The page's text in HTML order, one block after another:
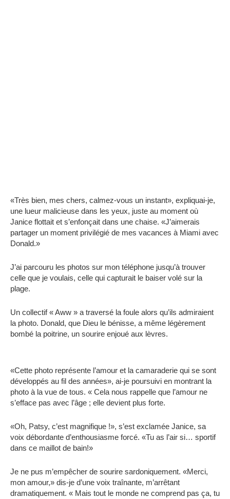
«Très bien, mes chers, calmez-vous un instant», expliquai-je,
une lueur malicieuse dans les yeux, juste au moment où
Janice flottait et s’enfonçait dans une chaise. «J’aimerais
partager un moment privilégié de mes vacances à Miami avec
Donald.»
J’ai parcouru les photos sur mon téléphone jusqu’à trouver
celle que je voulais, celle qui capturait le baiser volé sur la
plage.
Un collectif « Aww » a traversé la foule alors qu’ils admiraient
la photo. Donald, que Dieu le bénisse, a même légèrement
bombé la poitrine, un sourire enjoué aux lèvres.
«Cette photo représente l’amour et la camaraderie qui se sont
développés au fil des années», ai-je poursuivi en montrant la
photo à la vue de tous. « Cela nous rappelle que l’amour ne
s’efface pas avec l’âge ; elle devient plus forte.
«Oh, Patsy, c’est magnifique !», s’est exclamée Janice, sa
voix débordante d’enthousiasme forcé. «Tu as l’air si… sportif
dans ce maillot de bain!»
Je ne pus m’empêcher de sourire sardoniquement. «Merci,
mon amour,» dis-je d’une voix traînante, m’arrêtant
dramatiquement. « Mais tout le monde ne comprend pas ça, tu